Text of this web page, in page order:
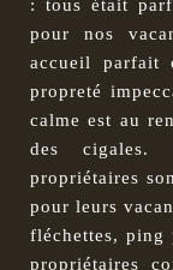
: tous était
pour nos
accueil parfait
propreté
calme est au
des cigales.
propriétaires
pour leurs
fléchettes, ping
propriétaires